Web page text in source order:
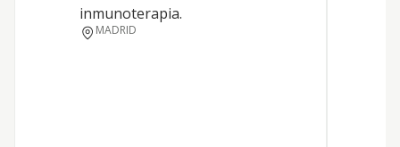
inmunoterapia.
MADRID